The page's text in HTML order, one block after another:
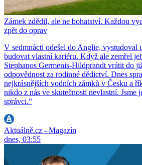
Zámek zdědil, ale ne bohatství. Každou
zpět do oprav
V sedmnácti odešel do Anglie, vystudoval
budovat vlastní kariéru. Když ale zemřel
Stephanos Germenis-Hildprandt vrátit do
odpovědnost za rodinné dědictví. Dnes
nejkrásnějších vodních zámků v Česku a
nikdo z nás ve skutečnosti nevlastní. Jsme
správci.“
Aktuálně.cz - Magazín
dnes, 03:55